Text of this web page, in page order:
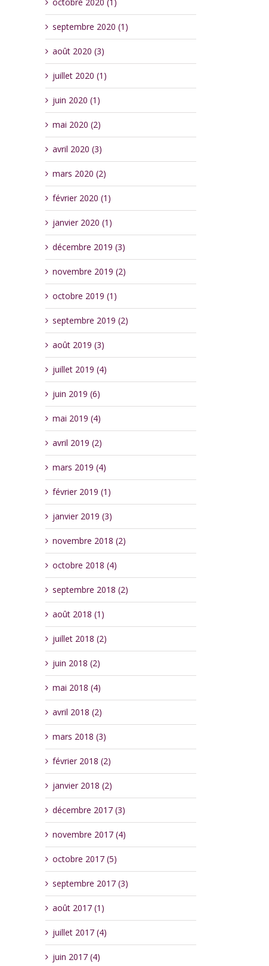
septembre 2020 (1)
août 2020 (3)
juillet 2020 (1)
juin 2020 (1)
mai 2020 (2)
avril 2020 (3)
mars 2020 (2)
février 2020 (1)
janvier 2020 (1)
décembre 2019 (3)
novembre 2019 (2)
octobre 2019 (1)
septembre 2019 (2)
août 2019 (3)
juillet 2019 (4)
juin 2019 (6)
mai 2019 (4)
avril 2019 (2)
mars 2019 (4)
février 2019 (1)
janvier 2019 (3)
novembre 2018 (2)
octobre 2018 (4)
septembre 2018 (2)
août 2018 (1)
juillet 2018 (2)
juin 2018 (2)
mai 2018 (4)
avril 2018 (2)
mars 2018 (3)
février 2018 (2)
janvier 2018 (2)
décembre 2017 (3)
novembre 2017 (4)
octobre 2017 (5)
septembre 2017 (3)
août 2017 (1)
juillet 2017 (4)
juin 2017 (4)